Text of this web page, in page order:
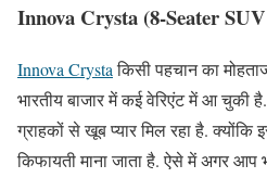
Innova Crysta (8-Seater
Innova Crystaकिसी पहचान का
भारतीय बाजार में कई वेरिएंट में आ चुकी
ग्राहकों से खूब प्यार मिल रहा है.
किफायती माना जाता है. ऐसे में अगर आप